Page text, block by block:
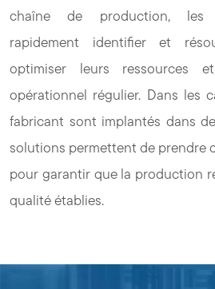
chaîne de production, les
rapidement identifier et
optimiser leurs ressources
opérationnel régulier. Dans les
fabricant sont implantés dans
solutions permettent de prendre
pour garantir que la production
qualité établies.